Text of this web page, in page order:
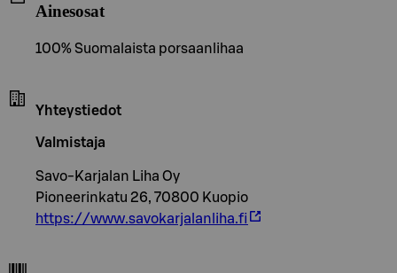
Ainesosat
100% Suomalaista porsaanlihaa
Yhteystiedot
Valmistaja
Savo-Karjalan Liha Oy
Pioneerinkatu 26, 70800 Kuopio
https://www.savokarjalanliha.fi